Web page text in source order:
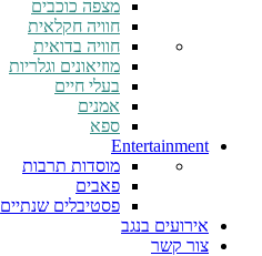
מצפה כוכבים
חוויה חקלאית
חוויה בדואית
מוזיאונים וגלריות
בעלי חיים
אמנים
ספא
Entertainment
מוסדות תרבות
פאבים
פסטיבלים שנתיים
אירועים בנגב
צור קשר